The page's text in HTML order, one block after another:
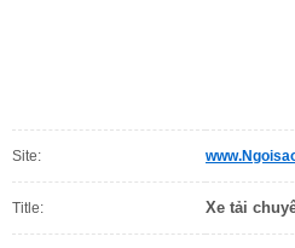
Site:
Title: Xe tải